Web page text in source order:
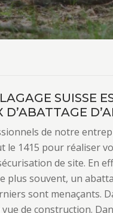
SUISSE
de notre
le 1415 pour réaliser
de site. En
plus souvent, un
sont menaçants.
vue de construction.